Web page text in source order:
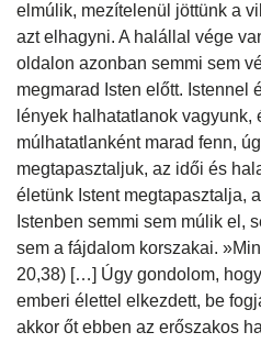
elmúlik, mezítelenül jöttünk a
azt elhagyni. A halállal vége
oldalon azonban semmi sem
megmarad Isten előtt. Istennel
lények halhatatlanok vagyunk,
múlhatatlanként marad fenn,
megtapasztaljuk, az idői és
életünk Istent megtapasztalja,
Istenben semmi sem múlik el,
sem a fájdalom korszakai.
20,38) […] Úgy gondolom,
emberi élettel elkezdett, be
akkor őt ebben az erőszakos